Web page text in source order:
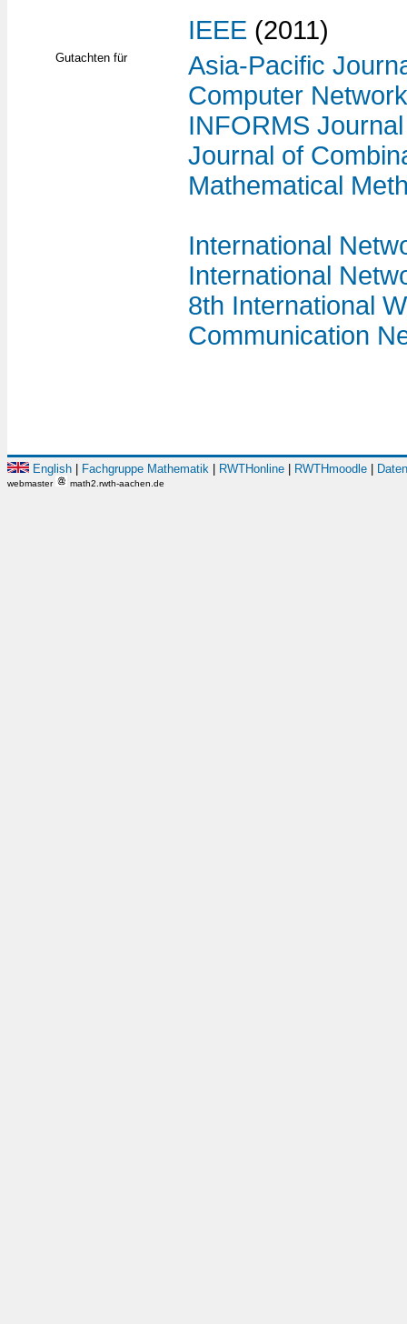
IEEE (2011)
Gutachten für
Asia-Pacific
Computer
INFORMS
Journal of
Mathematical
International
International
8th International
Communication
English Fachgruppe Mathematik RWTHonline RWTHmoodle
webmaster math2.rwth-aachen.de